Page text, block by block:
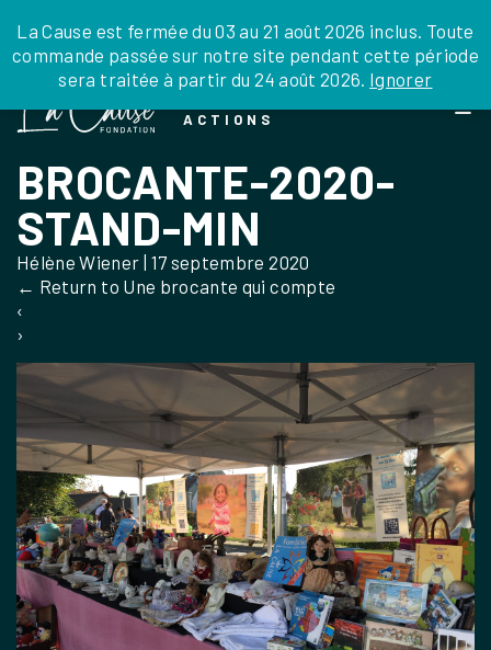
to
the
La Cause est fermée du 03 au 21 août 2026 inclus. Toute
commande passée sur notre site pendant cette période
sera traitée à partir du 24 août 2026. Ignorer
JE DONNE JE PARRAINE NOUS SOUTENIR
DEPUIS LA FRANCE
DEPUIS L’INTERNATIONAL
EN TANT QU’ORGANISATION
LEGS, LIBÉRALITÉS
0 ARTICLE
ACTIONS
BROCANTE-2020-
STAND-MIN
Hélène Wiener | 17 septembre 2020
← Return to Une brocante qui compte
‹
›